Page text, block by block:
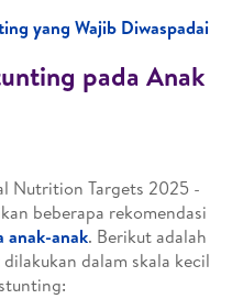
yang Wajib Diwaspadai
pada Anak
Nutrition Targets 2025 -
beberapa rekomendasi
anak-anak. Berikut adalah
dalam skala kecil